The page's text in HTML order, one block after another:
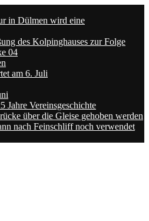
in Dülmen wird eine
des Kolpinghauses zur Folge
04
am 6. Juli
Jahre Vereinsgeschichte
über die Gleise gehoben werden
nach Feinschliff noch verwendet